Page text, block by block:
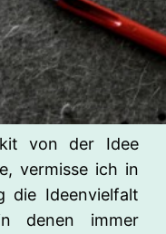
von der Idee
vermisse ich in
die Ideenvielfalt
denen immer